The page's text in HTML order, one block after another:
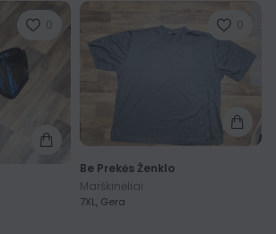
0 0
Be Prekės Ženklo
Marškinėliai
7XL, Gera